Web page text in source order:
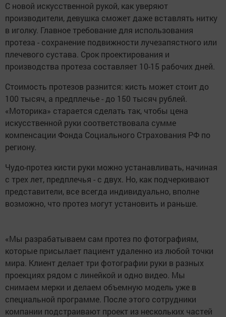
С новой искусственной рукой, как уверяют
производители, девушка сможет даже вставлять нитку
в иголку. Главное требование для использования
протеза - сохранение подвижности лучезапястного или
плечевого сустава. Срок проектирования и
производства протеза составляет 10-15 рабочих дней.
Стоимость протезов разнится: кисть может стоит до
100 тысяч, а предплечье - до 150 тысяч рублей.
«Моторика» старается сделать так, чтобы цена
искусственной руки соответствовала сумме
компенсации Фонда Социального Страхования РФ по
региону.
Чудо-протез кисти руки можно устанавливать, начиная
с трех лет, предплечья - с двух. Но, как подчеркивают
представители, все всегда индивидуально, вполне
возможно, что протез могут установить и раньше.
«Мы разрабатываем сам протез по фотографиям,
которые присылает пациент удаленно из любой точки
мира. Клиент делает три фотографии руки в разных
проекциях рядом с линейкой и одно видео. Мы
снимаем мерки и делаем объемную модель уже в
специальной программе. После этого сотрудники
компании подстраивают проект из нескольких частей